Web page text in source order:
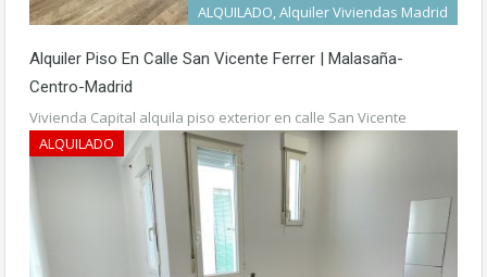
ALQUILADO, Alquiler Viviendas Madrid
Alquiler Piso En Calle San Vicente Ferrer | Malasaña-
Centro-Madrid
Vivienda Capital alquila piso exterior en calle San Vicente
Ferrer… Más detalles
ALQUILADO